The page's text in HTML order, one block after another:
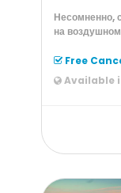
Несомненно,
на
Free
Available